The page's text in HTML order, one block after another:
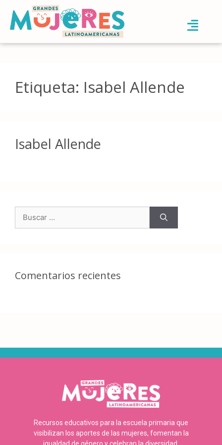
Etiqueta: Isabel Allende
Isabel Allende
Comentarios recientes
Recursos educativos para la escuela primaria que
visibilizan los aportes de las mujeres, fomentan la
igualdad de género y celebran la diversidad.